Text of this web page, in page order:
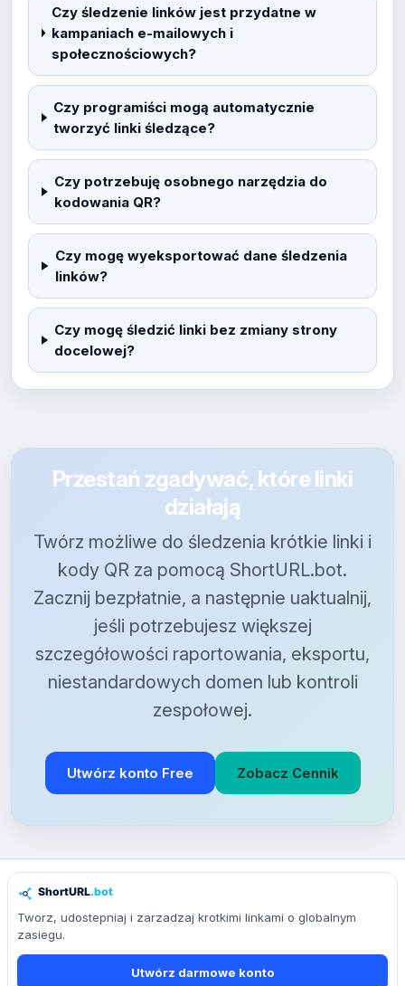
Czy śledzenie linków jest przydatne w
kampaniach e-mailowych i
społecznościowych?
Czy programiści mogą automatycznie
tworzyć linki śledzące?
Czy potrzebuję osobnego narzędzia do
kodowania QR?
Czy mogę wyeksportować dane śledzenia
linków?
Czy mogę śledzić linki bez zmiany strony
docelowej?
Przestań zgadywać, które linki
działają
Twórz możliwe do śledzenia krótkie linki i
kody QR za pomocą ShortURL.bot.
Zacznij bezpłatnie, a następnie uaktualnij,
jeśli potrzebujesz większej
szczegółowości raportowania, eksportu,
niestandardowych domen lub kontroli
zespołowej.
Utwórz konto Free Zobacz Cennik
Tworz, udostepniaj i zarzadzaj krotkimi linkami o globalnym
zasiegu.
Utwórz darmowe konto